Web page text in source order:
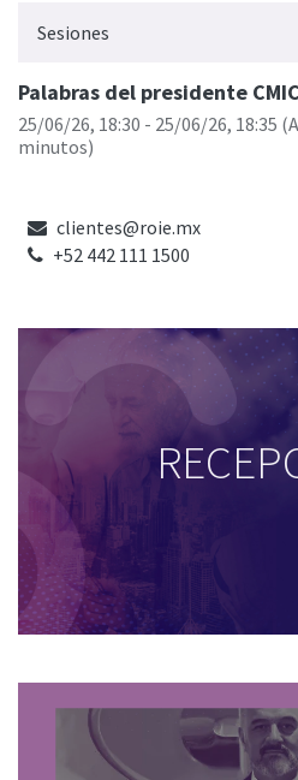
Sesiones
Palabras del presidente CMIC
25/06/26, 18:30 - 25/06/26, 18:35 (
minutos)
clientes@roie.mx
+52 442 111 1500